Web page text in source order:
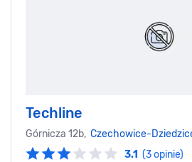
Techline
Górnicza 12b, Czechowice-
3.1 (3 opinie)